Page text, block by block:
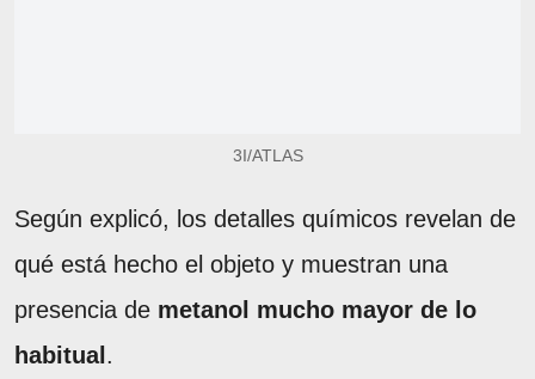
3I/ATLAS
Según explicó, los detalles químicos revelan de
qué está hecho el objeto y muestran una
presencia de metanol mucho mayor de lo
habitual.